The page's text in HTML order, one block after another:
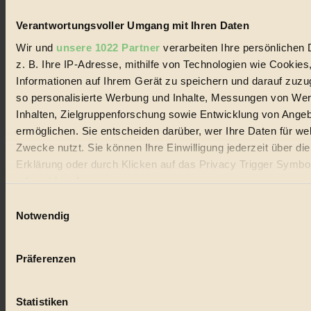
Verantwortungsvoller Umgang mit Ihren Daten
Wir und unsere 1022 Partner verarbeiten Ihre persönlichen
z. B. Ihre IP-Adresse, mithilfe von Technologien wie
Informationen auf Ihrem Gerät zu speichern und darauf
so personalisierte Werbung und Inhalte, Messungen von
Inhalten, Zielgruppenforschung sowie Entwicklung von
ermöglichen. Sie entscheiden darüber, wer Ihre Daten für
Zwecke nutzt. Sie können Ihre Einwilligung jederzeit über
Erklärung oder durch Klicken auf das Privacy Trigger
oder widerrufen
Wenn Sie es erlauben, würden wir auch gerne:
Ihr Gerät durch aktives Scannen nach bestimmten
Erfahren Sie mehr darüber, wie Ihre persönlichen Daten
Notwendig
Präferenzen
Statistiken
alternativer Energien.
Social Media
3.415 Follower auf Twitter
Folge uns auf Instagram
Themen
Bio
Nachhaltigkeit
Lebensmittel